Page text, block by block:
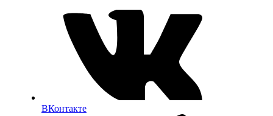
ВКонтакте